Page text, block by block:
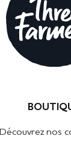
Découvrez nos